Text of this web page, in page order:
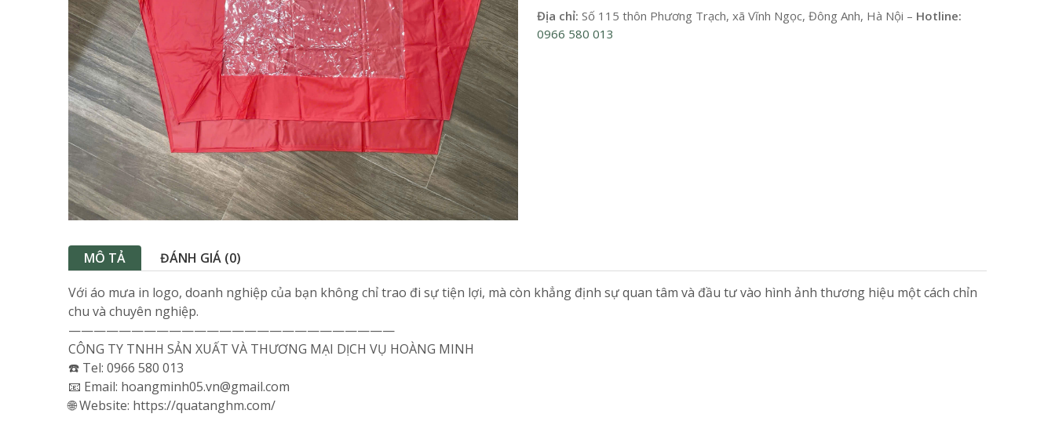
Địa chỉ: Số 115 thôn Phương Trạch, xã Vĩnh Ngọc, Đông Anh, Hà Nội – Hotline:
0966 580 013
MÔ TẢ
ĐÁNH GIÁ (0)
Với áo mưa in logo, doanh nghiệp của bạn không chỉ trao đi sự tiện lợi, mà còn khẳng định sự quan tâm và đầu tư vào hình ảnh thương hiệu một cách chỉn
chu và chuyên nghiệp.
——————————————————————————
CÔNG TY TNHH SẢN XUẤT VÀ THƯƠNG MẠI DỊCH VỤ HOÀNG MINH
☎️ Tel: 0966 580 013
📧 Email: hoangminh05.vn@gmail.com
🌐 Website: https://quatanghm.com/